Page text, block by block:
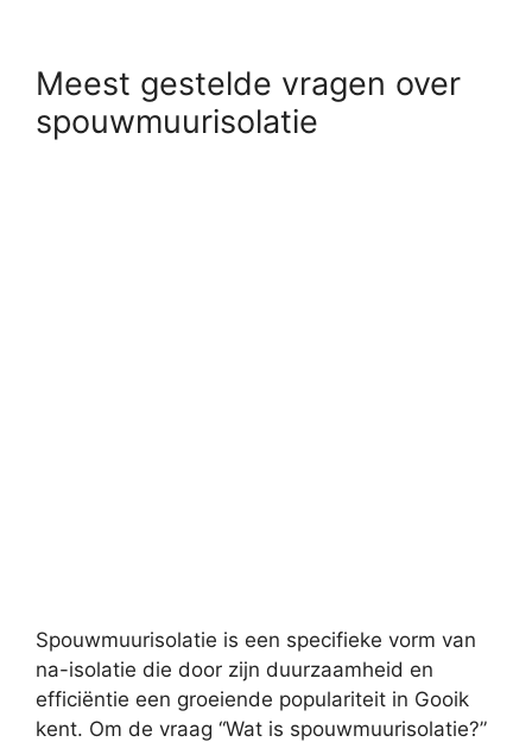
Meest gestelde vragen over
spouwmuurisolatie
Spouwmuurisolatie is een specifieke vorm van
na-isolatie die door zijn duurzaamheid en
efficiëntie een groeiende populariteit in Gooik
kent. Om de vraag “Wat is spouwmuurisolatie?”